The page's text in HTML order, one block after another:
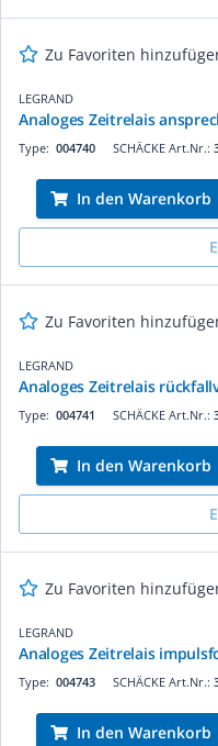
Zu Favoriten
LEGRAND
Analoges Zeitrelais
SCHÄCKE Art.Nr.:
Type: 004740
In den Warenkorb
Zu Favoriten
LEGRAND
Analoges Zeitrelais
SCHÄCKE Art.Nr.:
Type: 004741
In den Warenkorb
Zu Favoriten
LEGRAND
Analoges Zeitrelais
SCHÄCKE Art.Nr.:
Type: 004743
In den Warenkorb